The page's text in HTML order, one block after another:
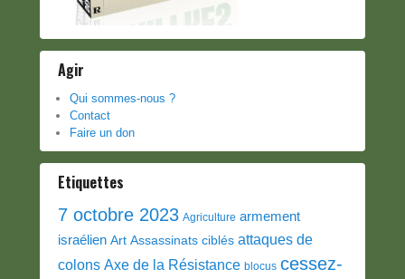
Agir
Qui sommes-nous ?
Contact
Faire un don
Etiquettes
7 octobre 2023 Agriculture armement
israélien Art Assassinats ciblés attaques de
colons Axe de la Résistance blocus cessez-